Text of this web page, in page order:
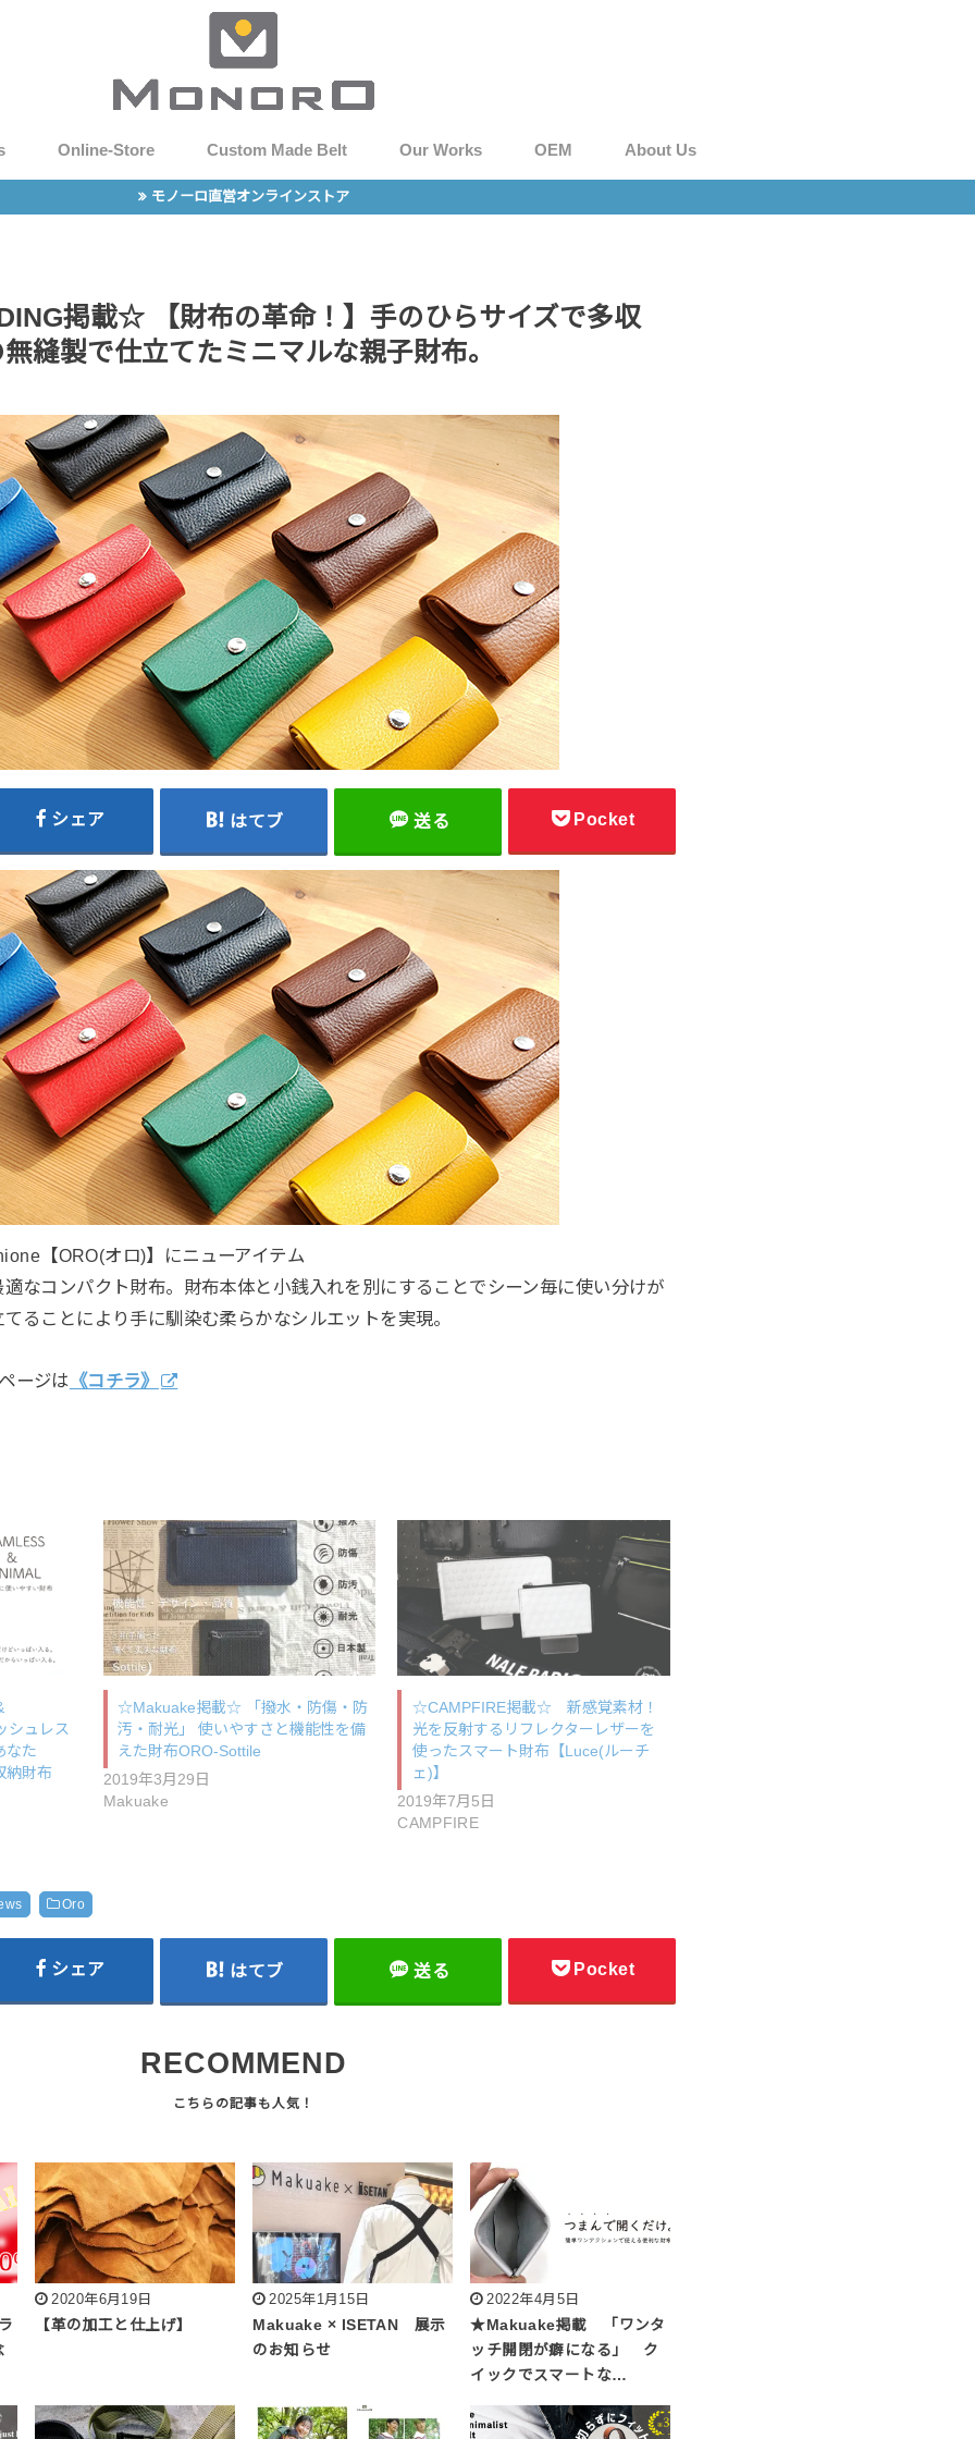
Online-Store Custom Made Belt Our Works OEM About Us
モノーロ直営オンラインストア
掲載☆ 【財布の革命！】手のひらサイズで多収
縫製で仕立てたミニマルな親子財布。
シェア はてブ 送る Pocket
【ORO(オロ)】にニューアイテム
なコンパクト財布。財布本体と小銭入れを別にすることでシーン毎に使い分けが
ることにより手に馴染む柔らかなシルエットを実現。
ージは 《コチラ》
シュレス
なた
納財布
☆Makuake掲載☆ 「撥水・防傷・防
汚・耐光」 使いやすさと機能性を備
えた財布ORO-Sottile
2019年3月29日
Makuake
☆CAMPFIRE掲載☆ 新感覚素材！
光を反射するリフレクターレザーを
使ったスマート財布【Luce(ルーチ
ェ)】
2019年7月5日
CAMPFIRE
Oro
シェア はてブ 送る Pocket
RECOMMEND
2020年6月19日
【革の加工と仕上げ】
2025年1月15日
Makuake × ISETAN 展示
のお知らせ
2022年4月5日
★Makuake掲載 「ワンタ
ッチ開閉が癖になる」 ク
イックでスマートな…